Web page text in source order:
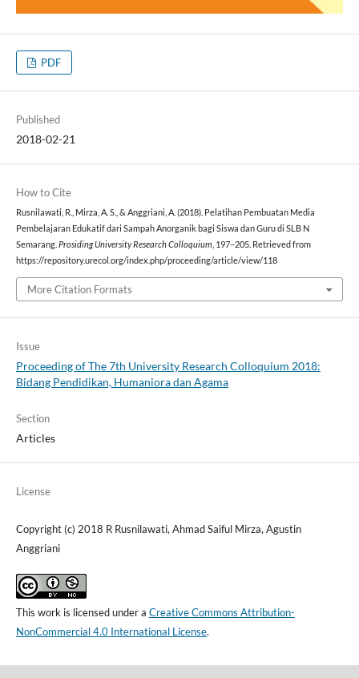
PDF
Published
2018-02-21
How to Cite
Rusnilawati, R., Mirza, A. S., & Anggriani, A. (2018). Pelatihan Pembuatan Media
Pembelajaran Edukatif dari Sampah Anorganik bagi Siswa dan Guru di SLB N
Semarang.Prosiding University Research Colloquium, 197–205. Retrieved from
https://repository.urecol.org/index.php/proceeding/article/view/118
More Citation Formats
Issue
Proceeding of The 7th University Research Colloquium 2018:
Bidang Pendidikan, Humaniora dan Agama
Section
Articles
License
Copyright (c) 2018 R Rusnilawati, Ahmad Saiful Mirza, Agustin
Anggriani
This work is licensed under a Creative Commons Attribution-
NonCommercial 4.0 International License.